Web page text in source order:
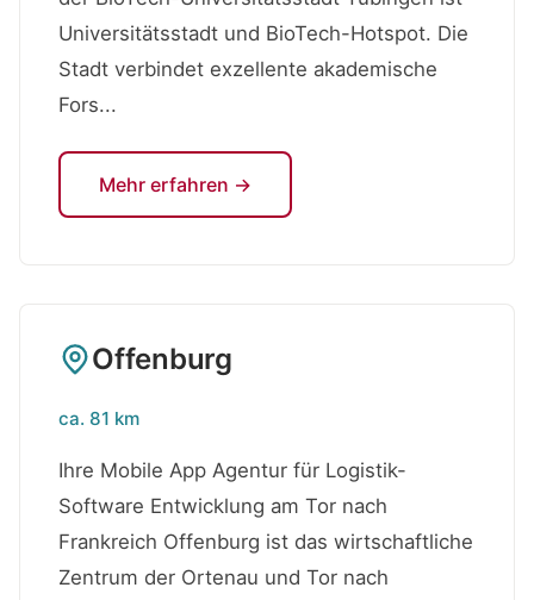
Universitätsstadt und BioTech-Hotspot. Die
Stadt verbindet exzellente akademische
Fors...
Mehr erfahren →
Offenburg
ca. 81 km
Ihre Mobile App Agentur für Logistik-
Software Entwicklung am Tor nach
Frankreich Offenburg ist das wirtschaftliche
Zentrum der Ortenau und Tor nach